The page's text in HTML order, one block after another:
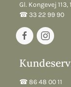
Gl. Kongevej
☎︎ 33 22 99 90
☎︎ 86 48 00 11